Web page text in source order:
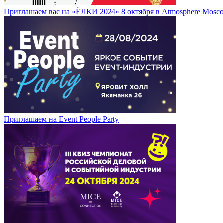
Приглашаем вас на «ЁЛКИ 2024» 8 октября в Atmosphere
Приглашаем на Event People Party